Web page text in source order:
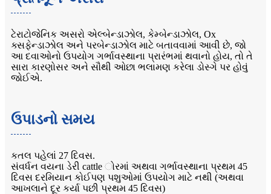
ટેરાટોજેનિક અસરો એલ્બેન્ડાઝોલ, કેમ્બેન્ડાઝોલ, Ox
ક્સફેન્ડાઝોલ અને પરબેન્ડાઝોલ માટે બતાવવામાં આવી છે, જો
આ દવાઓનો ઉપયોગ ગર્ભાવસ્થાના પ્રારંભમાં થવાનો હોય, તો તે
સારા કારણોસર અને સૌથી ઓછા ભલામણ કરેલા ડોસ્ગે પર હોવું
જોઈએ.
ઉપાડનો સમય
કતલ પહેલાં 27 દિવસ.
સંવર્ધન વયના ડેરી cattle ોરમાં અથવા ગર્ભાવસ્થાના પ્રથમ 45
દિવસ દરમિયાન કોઈપણ પશુઓમાં ઉપયોગ માટે નથી (અથવા
આખલાને દૂર કર્યા પછી પ્રથમ 45 દિવસ)